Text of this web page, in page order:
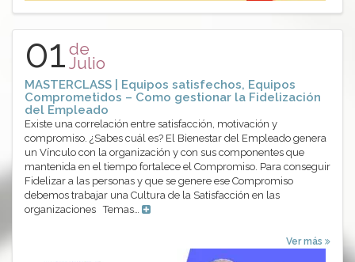
01 de
Julio
MASTERCLASS | Equipos satisfechos, Equipos
Comprometidos – Como gestionar la Fidelización
del Empleado
Existe una correlación entre satisfacción, motivación y
compromiso. ¿Sabes cuál es? El Bienestar del Empleado genera
un Vínculo con la organización y con sus componentes que
mantenida en el tiempo fortalece el Compromiso. Para conseguir
Fidelizar a las personas y que se genere ese Compromiso
debemos trabajar una Cultura de la Satisfacción en las
organizaciones Temas…
Ver más